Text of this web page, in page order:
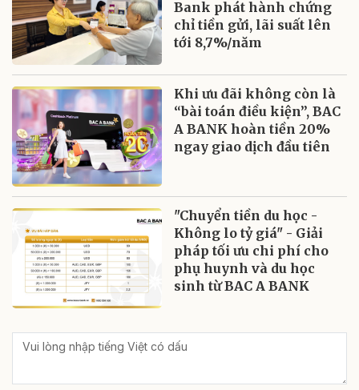
Bank phát hành chứng
chỉ tiền gửi, lãi suất lên
tới 8,7%/năm
Khi ưu đãi không còn là
“bài toán điều kiện”, BAC
A BANK hoàn tiền 20%
ngay giao dịch đầu tiên
"Chuyển tiền du học -
Không lo tỷ giá" - Giải
pháp tối ưu chi phí cho
phụ huynh và du học
sinh từ BAC A BANK